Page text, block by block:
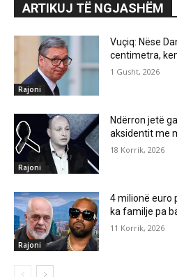
ARTIKUJ TË NGJASHËM
Rajoni
Vuçiq: Nëse
centimetra,
1 Gusht, 2026
Rajoni
Ndërron jetë
aksidentit me
18 Korrik, 2026
Rajoni
4 milionë euro
ka familje pa
11 Korrik, 2026